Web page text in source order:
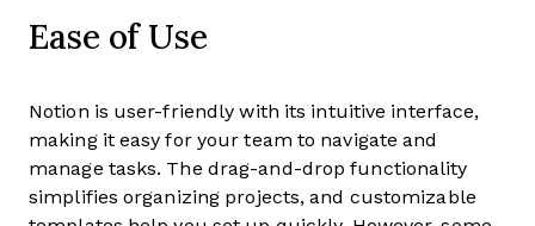
Ease of Use
Notion is user-friendly with its intuitive interface,
making it easy for your team to navigate and
manage tasks. The drag-and-drop functionality
simplifies organizing projects, and customizable